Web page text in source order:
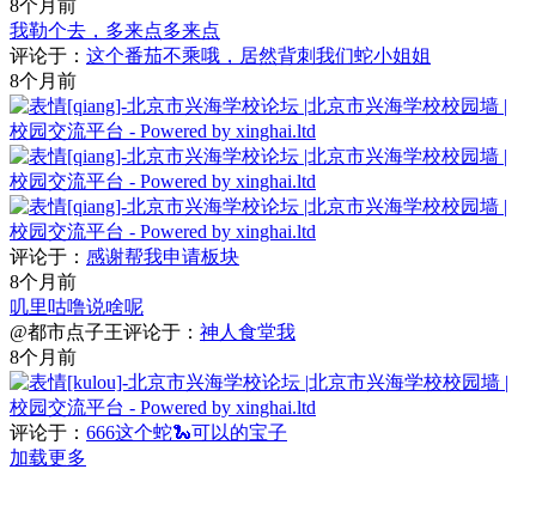
8个月前
我勒个去，多来点多来点
评论于： 这个番茄不乘哦，居然背刺我们蛇小姐姐
8个月前
评论于： 感谢帮我申请板块
8个月前
叽里咕噜说啥呢
@都市点子王评论于： 神人食堂我
8个月前
评论于： 666这个蛇🐍可以的宝子
加载更多